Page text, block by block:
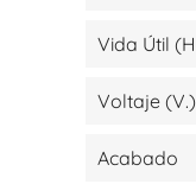
Vida Útil
Voltaje (V.)
Acabado